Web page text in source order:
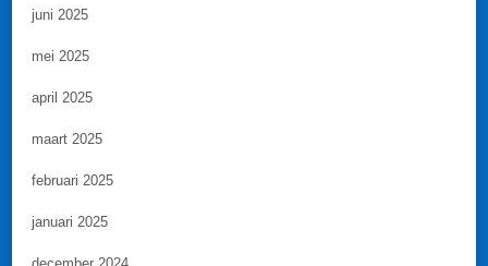
juni 2025
mei 2025
april 2025
maart 2025
februari 2025
januari 2025